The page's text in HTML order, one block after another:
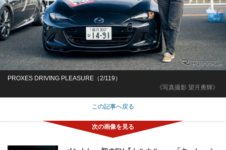
《写真撮影 望月勇輝》
PROXES DRIVING PLEASURE（2/119）
この記事へ戻る